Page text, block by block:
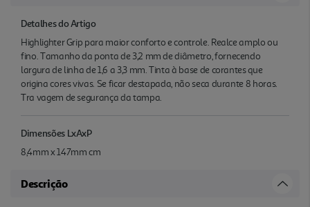
Detalhes do Artigo
Highlighter Grip para maior conforto e controle. Realce amplo ou
fino. Tamanho da ponta de 3,2 mm de diâmetro, fornecendo
largura de linha de 1,6 a 3,3 mm. Tinta à base de corantes que
origina cores vivas. Se ficar destapada, não seca durante 8 horas.
Tra vagem de segurança da tampa.
Dimensões LxAxP
8,4mm x 147mm cm
Descrição